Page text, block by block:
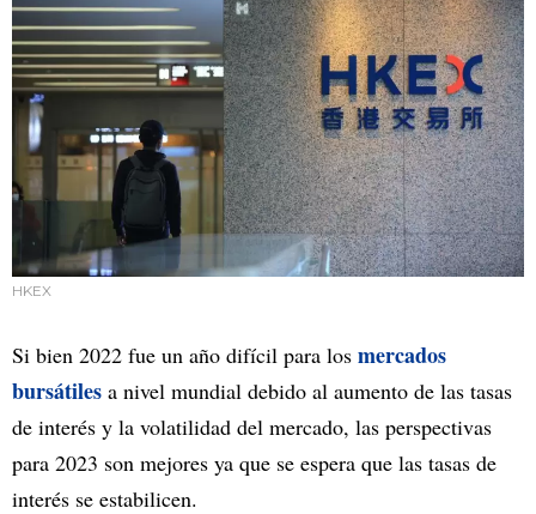
HKEX
Si bien 2022 fue un año difícil para los mercados
bursátiles a nivel mundial debido al aumento de las tasas
de interés y la volatilidad del mercado, las perspectivas
para 2023 son mejores ya que se espera que las tasas de
interés se estabilicen.